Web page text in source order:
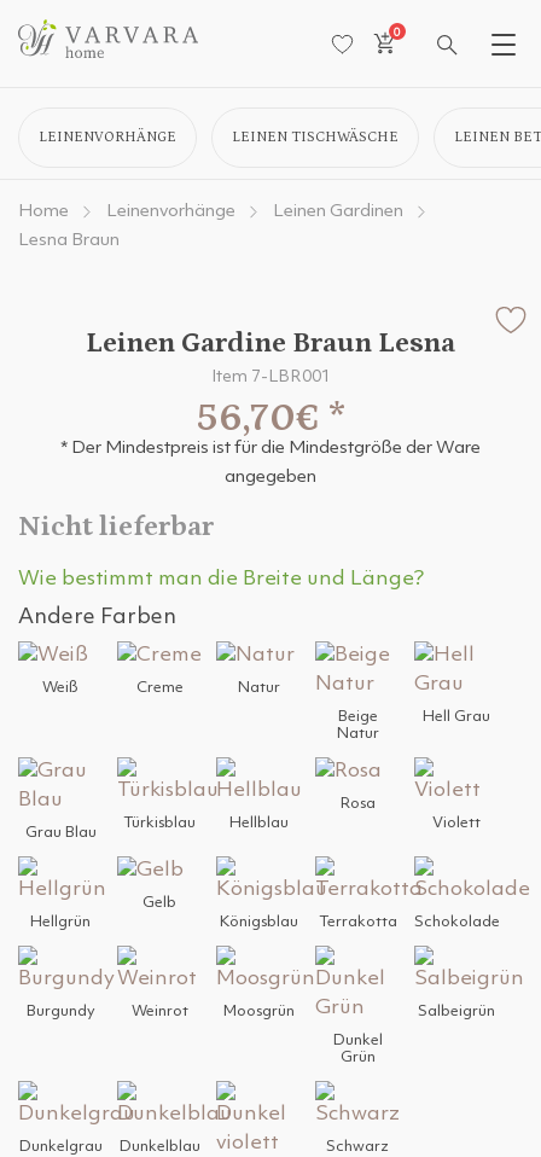
0
LEINENVORHÄNGE LEINEN TISCHWÄSCHE LEINEN
Home Leinenvorhänge
Leinen Gardinen
Lesna Braun
Leinen Gardine Braun Lesna
Item 7-LBR001
56,70€ *
* Der Mindestpreis ist für die Mindestgröße der Ware
angegeben
Nicht lieferbar
Wie bestimmt man die Breite und Länge?
Andere Farben
Weiß Creme
Natur
Beige
Natur
Hell Grau
Grau Blau
Türkisblau Hellblau
Rosa
Violett
Hellgrün
Gelb
Königsblau
Terrakotta Schokolade
Burgundy Weinrot
Moosgrün
Dunkel
Grün
Salbeigrün
Dunkelgrau
Dunkelblau
Schwarz